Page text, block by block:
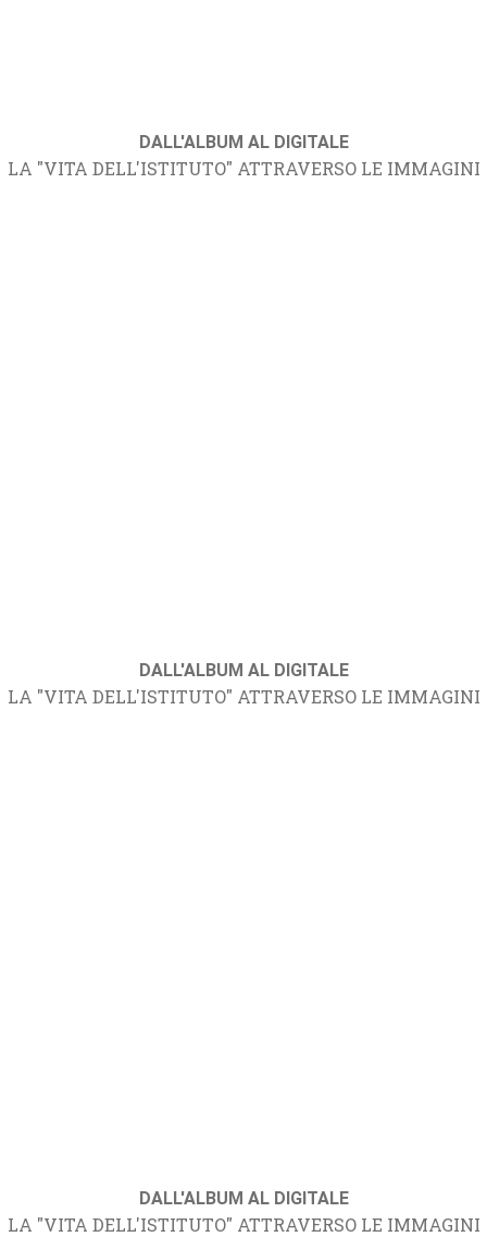
DALL'ALBUM AL DIGITALE
LA "VITA DELL'ISTITUTO" ATTRAVERSO LE IMMAGINI
DALL'ALBUM AL DIGITALE
LA "VITA DELL'ISTITUTO" ATTRAVERSO LE IMMAGINI
DALL'ALBUM AL DIGITALE
LA "VITA DELL'ISTITUTO" ATTRAVERSO LE IMMAGINI